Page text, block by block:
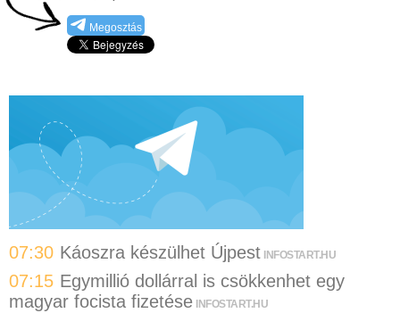
Megosztás
07:30 Káoszra készülhet Újpest INFOSTART.HU
07:15 Egymillió dollárral is csökkenhet egy
magyar focista fizetése INFOSTART.HU